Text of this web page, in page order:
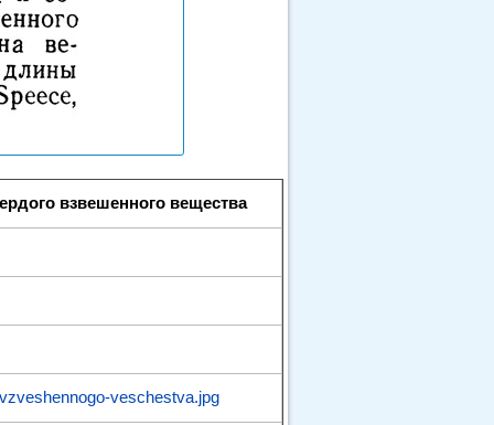
взвешенного вещества
veschestva.jpg